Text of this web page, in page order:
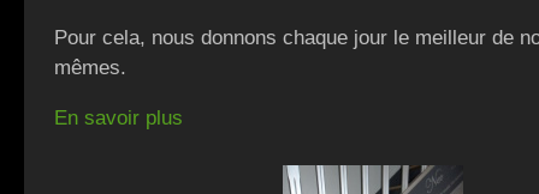
Pour cela, nous donnons chaque jour le meilleur de
mêmes.
En savoir plus